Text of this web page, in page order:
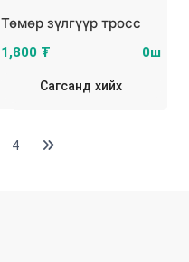
Төмөр зүлгүүр тросс
1,800 ₮ 0ш
Сагсанд хийх
4